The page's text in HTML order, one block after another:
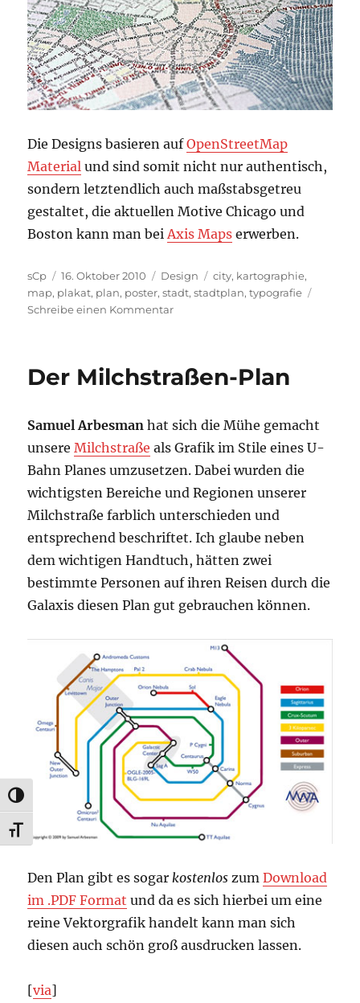
UMSCHALTEN AUF HOHE KONTRASTE
SCHRIFT VERGRÖSSERN
Die Designs basieren aufOpenStreetMap
Material und sind somit nicht nur authentisch,
sondern letztendlich auch maßstabsgetreu
gestaltet, die aktuellen Motive Chicago und
Boston kann man beiAxis Maps erwerben.
Autor
sCp
Veröffentlicht
am
16. Oktober 2010 Kategorien
Design Schlagwörter
city, kartographie,
map, plakat, plan, poster,stadt,stadtplan,typografie
Schreibe einen Kommentarzu
Der Milchstraßen-Plan
Samuel Arbesman hat sich die Mühe gemacht
unsereMilchstraße als Grafik im Stile eines U-
Bahn Planes umzusetzen. Dabei wurden die
wichtigsten Bereiche und Regionen unserer
Milchstraße farblich unterschieden und
entsprechend beschriftet. Ich glaube neben
dem wichtigen Handtuch, hätten zwei
bestimmte Personen auf ihren Reisen durch die
Galaxis diesen Plan gut gebrauchen können.
Den Plan gibt es sogarkostenlos zumDownload
im .PDF Format und da es sich hierbei um eine
reine Vektorgrafik handelt kann man sich
diesen auch schön groß ausdrucken lassen.
[via]